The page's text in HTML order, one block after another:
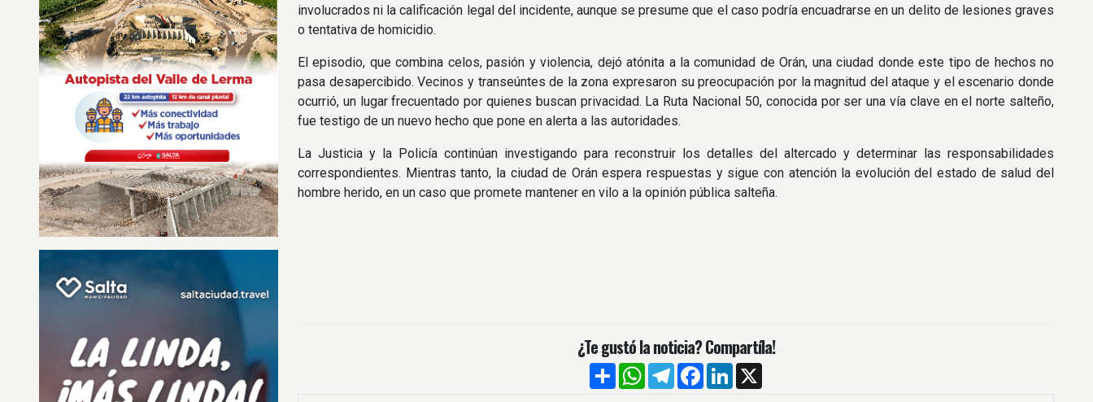
involucrados ni la calificación legal del incidente, aunque se presume que el caso podría encuadrarse en un delito de lesiones graves
o tentativa de homicidio.
El episodio, que combina celos, pasión y violencia, dejó atónita a la comunidad de Orán, una ciudad donde este tipo de hechos no
pasa desapercibido. Vecinos y transeúntes de la zona expresaron su preocupación por la magnitud del ataque y el escenario donde
ocurrió, un lugar frecuentado por quienes buscan privacidad. La Ruta Nacional 50, conocida por ser una vía clave en el norte salteño,
fue testigo de un nuevo hecho que pone en alerta a las autoridades.
La Justicia y la Policía continúan investigando para reconstruir los detalles del altercado y determinar las responsabilidades
correspondientes. Mientras tanto, la ciudad de Orán espera respuestas y sigue con atención la evolución del estado de salud del
hombre herido, en un caso que promete mantener en vilo a la opinión pública salteña.
¿Te gustó la noticia? Compartíla!
CompartirWhatsApp
TelegramFacebook
LinkedIn